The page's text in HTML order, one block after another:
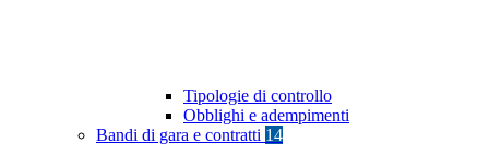
Tipologie di controllo
Obblighi e adempimenti
Bandi di gara e contratti 14